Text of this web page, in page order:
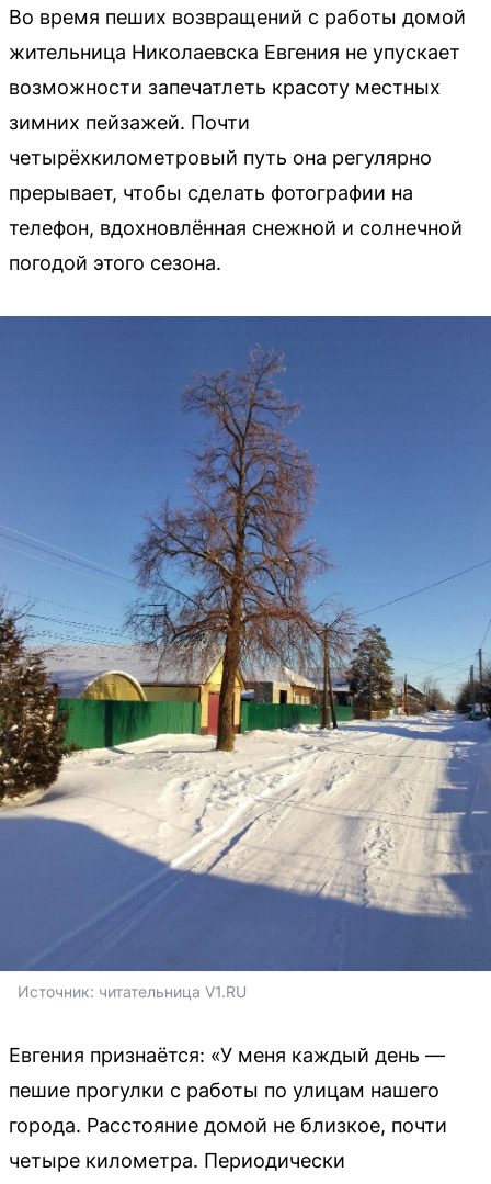
Во время пеших возвращений с работы домой
жительница Николаевска Евгения не упускает
возможности запечатлеть красоту местных
зимних пейзажей. Почти
четырёхкилометровый путь она регулярно
прерывает, чтобы сделать фотографии на
телефон, вдохновлённая снежной и солнечной
погодой этого сезона.
Источник: читательница V1.RU
Евгения признаётся: «У меня каждый день —
пешие прогулки с работы по улицам нашего
города. Расстояние домой не близкое, почти
четыре километра. Периодически